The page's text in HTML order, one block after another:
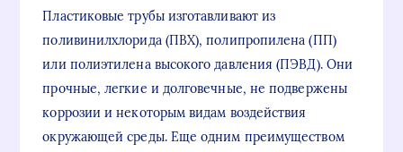
Пластиковые трубы изготавливают из
поливинилхлорида (ПВХ), полипропилена (ПП)
или полиэтилена высокого давления (ПЭВД). Они
прочные, легкие и долговечные, не подвержены
коррозии и некоторым видам воздействия
окружающей среды. Еще одним преимуществом